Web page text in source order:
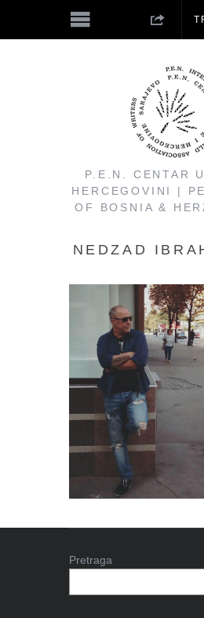
P.E.N. CENTAR
HERCEGOVINI |
OF BOSNIA &
NEDZAD
Pretraga